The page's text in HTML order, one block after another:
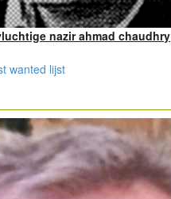
nazir ahmad chaudhry
wanted lijst